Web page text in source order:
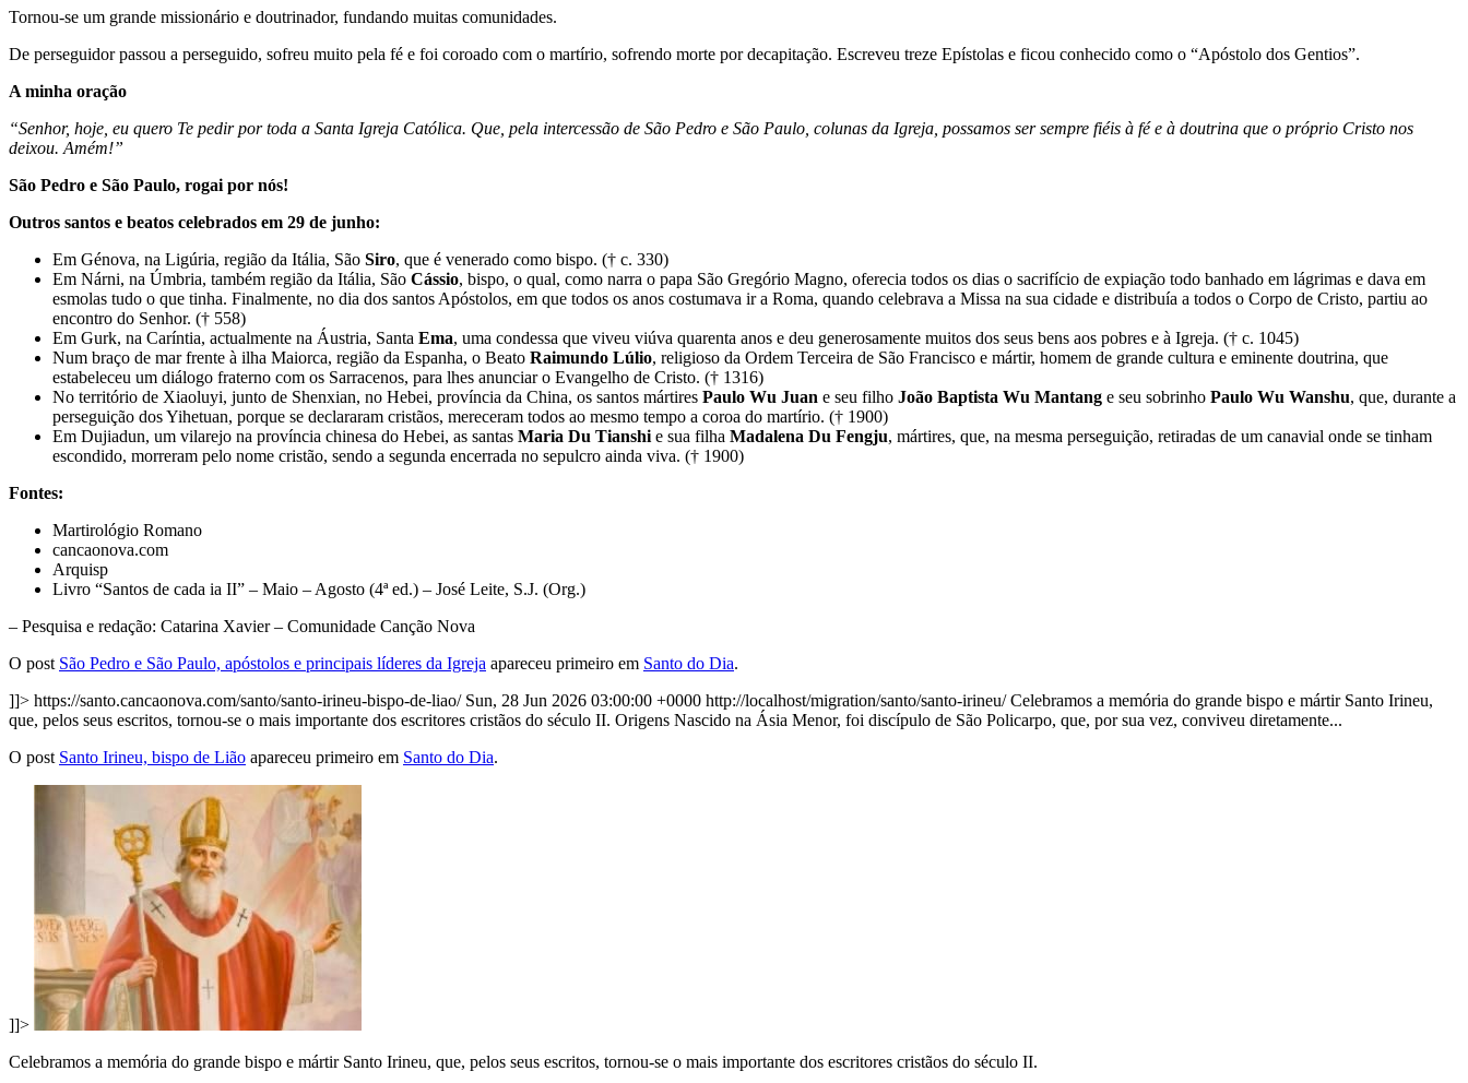
Tornou-se um grande missionário e doutrinador, fundando muitas comunidades.
De perseguidor passou a perseguido, sofreu muito pela fé e foi coroado com o martírio, sofrendo morte por decapitação. Escreveu treze Epístolas e ficou conhecido como o “Apóstolo dos Gentios”.
A minha oração
“Senhor, hoje, eu quero Te pedir por toda a Santa Igreja Católica. Que, pela intercessão de São Pedro e São Paulo, colunas da Igreja, possamos ser sempre fiéis à fé e à doutrina que o próprio Cristo nos
deixou. Amém!”
São Pedro e São Paulo, rogai por nós!
Outros santos e beatos celebrados em 29 de junho:
Em Génova, na Ligúria, região da Itália, São Siro, que é venerado como bispo. († c. 330)
Em Nárni, na Úmbria, também região da Itália, São Cássio, bispo, o qual, como narra o papa São Gregório Magno, oferecia todos os dias o sacrifício de expiação todo banhado em lágrimas e dava em
esmolas tudo o que tinha. Finalmente, no dia dos santos Apóstolos, em que todos os anos costumava ir a Roma, quando celebrava a Missa na sua cidade e distribuía a todos o Corpo de Cristo, partiu ao
encontro do Senhor. († 558)
Em Gurk, na Caríntia, actualmente na Áustria, Santa Ema, uma condessa que viveu viúva quarenta anos e deu generosamente muitos dos seus bens aos pobres e à Igreja. († c. 1045)
Num braço de mar frente à ilha Maiorca, região da Espanha, o Beato Raimundo Lúlio, religioso da Ordem Terceira de São Francisco e mártir, homem de grande cultura e eminente doutrina, que
estabeleceu um diálogo fraterno com os Sarracenos, para lhes anunciar o Evangelho de Cristo. († 1316)
No território de Xiaoluyi, junto de Shenxian, no Hebei, província da China, os santos mártires Paulo Wu Juan e seu filho João Baptista Wu Mantang e seu sobrinho Paulo Wu Wanshu, que, durante a
perseguição dos Yihetuan, porque se declararam cristãos, mereceram todos ao mesmo tempo a coroa do martírio. († 1900)
Em Dujiadun, um vilarejo na província chinesa do Hebei, as santas Maria Du Tianshi e sua filha Madalena Du Fengju, mártires, que, na mesma perseguição, retiradas de um canavial onde se tinham
escondido, morreram pelo nome cristão, sendo a segunda encerrada no sepulcro ainda viva. († 1900)
Fontes:
Martirológio Romano
cancaonova.com
Arquisp
Livro “Santos de cada ia II” – Maio – Agosto (4ª ed.) – José Leite, S.J. (Org.)
– Pesquisa e redação: Catarina Xavier – Comunidade Canção Nova
O post São Pedro e São Paulo, apóstolos e principais líderes da Igreja apareceu primeiro em Santo do Dia.
]]> https://santo.cancaonova.com/santo/santo-irineu-bispo-de-liao/ Sun, 28 Jun 2026 03:00:00 +0000 http://localhost/migration/santo/santo-irineu/ Celebramos a memória do grande bispo e mártir Santo Irineu,
que, pelos seus escritos, tornou-se o mais importante dos escritores cristãos do século II. Origens Nascido na Ásia Menor, foi discípulo de São Policarpo, que, por sua vez, conviveu diretamente...
O post Santo Irineu, bispo de Lião apareceu primeiro em Santo do Dia.
]]>
Celebramos a memória do grande bispo e mártir Santo Irineu, que, pelos seus escritos, tornou-se o mais importante dos escritores cristãos do século II.